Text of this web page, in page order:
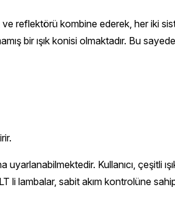
reflektörü kombine ederek, her iki
bir ışık konisi olmaktadır. Bu
uyarlanabilmektedir. Kullanıcı, çeşitli
li lambalar, sabit akım kontrolüne